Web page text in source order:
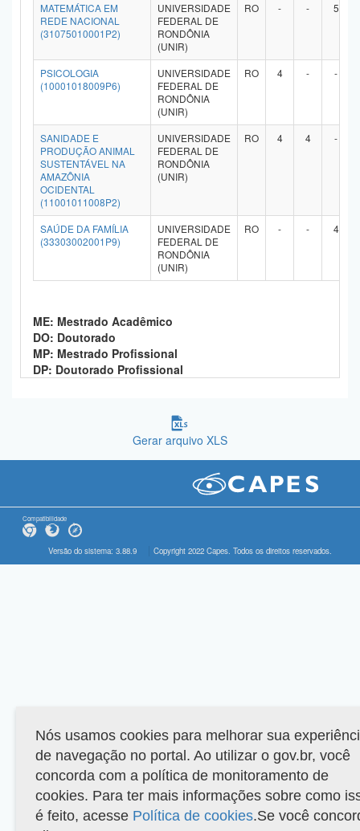
MATEMÁTICA EM
REDE NACIONAL
(31075010001P2)
UNIVERSIDADE
FEDERAL DE
RONDÔNIA
(UNIR)
RO - - 5
PSICOLOGIA
(10001018009P6)
UNIVERSIDADE
FEDERAL DE
RONDÔNIA
(UNIR)
RO 4 - -
SANIDADE E
PRODUÇÃO ANIMAL
SUSTENTÁVEL NA
AMAZÔNIA
OCIDENTAL
(11001011008P2)
UNIVERSIDADE
FEDERAL DE
RONDÔNIA
(UNIR)
RO 4 4 -
SAÚDE DA FAMÍLIA
(33303002001P9)
UNIVERSIDADE
FEDERAL DE
RONDÔNIA
(UNIR)
RO - - 4
ME: Mestrado Acadêmico
DO: Doutorado
MP: Mestrado Profissional
DP: Doutorado Profissional
Gerar arquivo XLS
Compatibilidade
Versão do sistema: 3.88.9 Copyright 2022 Capes. Todos os direitos reservados.
Nós usamos cookies para melhorar sua
de navegação no portal. Ao utilizar o gov.br, você
concorda com a política de monitoramento de
cookies. Para ter mais informações sobre como
é feito, acesse Política de cookies.Se você